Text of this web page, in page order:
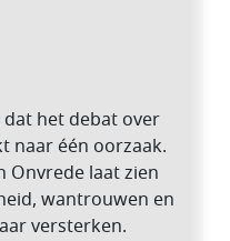
het debat over
naar één oorzaak.
Onvrede laat zien
wantrouwen en
versterken.